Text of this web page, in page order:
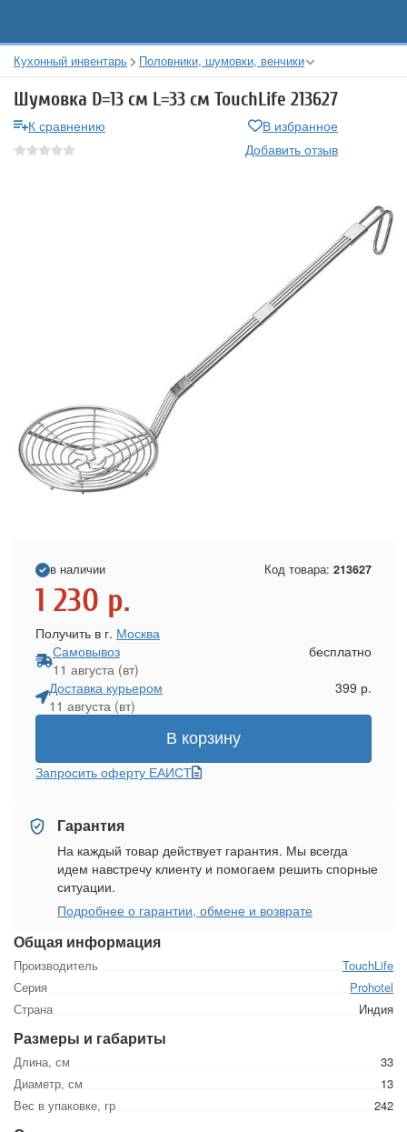
Кухонный инвентарь Половники, шумовки, венчики
Шумовка D=13 см L=33 см TouchLife 213627
К сравнению
В избранное
Добавить отзыв
Общая информация
Производитель
TouchLife
Серия
Prohotel
Страна
Индия
Размеры и габариты
Длина, см
33
Диаметр, см
13
Вес в упаковке, гр
242
в наличии Код товара: 213627
1 230 р.
Получить в г. Москва
Самовывоз
11 августа (вт)
бесплатно
Доставка курьером
11 августа (вт)
399 р.
В корзину
Запросить оферту ЕАИСТ
Гарантия
На каждый товар действует гарантия. Мы всегда
идем навстречу клиенту и помогаем решить спорные
ситуации.
Подробнее о гарантии, обмене и возврате